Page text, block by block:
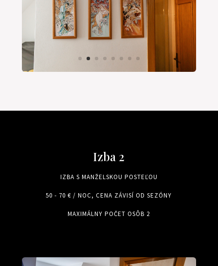
Izba 2
IZBA S MANŽELSKOU POSTEĽOU
50 - 70 € / NOC, CENA ZÁVISÍ OD SEZÓNY
MAXIMÁLNY POČET OSÔB 2